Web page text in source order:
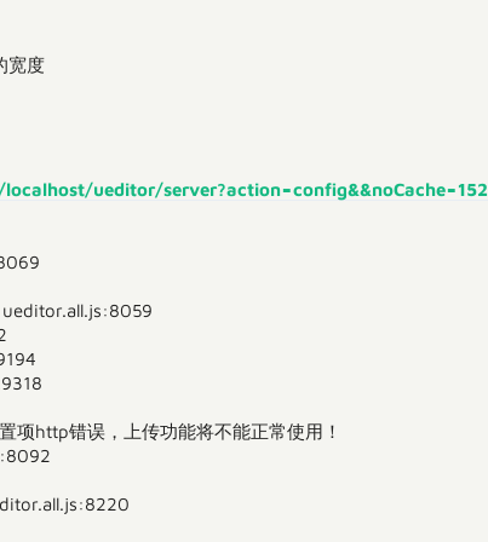
宽度
ueditor/
ueditor.all.js:8059
项http错误，上传功能将不能正常使用！